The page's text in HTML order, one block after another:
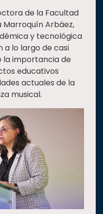
de la Facultad
Marroquín Arbáez,
y tecnológica
a lo largo de casi
la importancia de
educativos
actuales de la
musical.